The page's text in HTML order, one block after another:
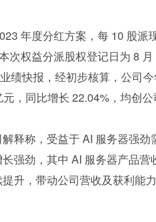
年度分红方案，每 10 股派
次权益分派股权登记日为 8
绩快报，经初步核算，公司
，同比增长 22.04%，均创公
释称，受益于 AI 服务器强
强劲，其中 AI 服务器产品
升，带动公司营收及获利能力